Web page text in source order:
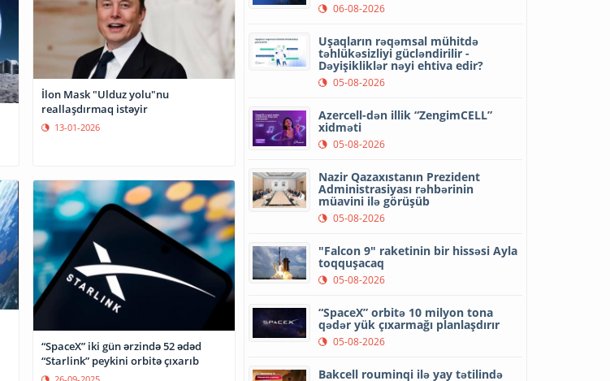
İlon Mask "Ulduz yolu"nu
reallaşdırmaq istəyir
13-01-2026
“SpaceX” iki gün ərzində 52 ədəd
“Starlink” peykini orbitə çıxarıb
06-08-2026
Uşaqların rəqəmsal mühitdə
təhlükəsizliyi gücləndirilir -
Dəyişikliklər nəyi ehtiva edir?
05-08-2026
Azercell-dən illik “ZengimCELL”
xidməti
05-08-2026
Nazir Qazaxıstanın Prezident
Administrasiyası rəhbərinin
müavini ilə görüşüb
05-08-2026
"Falcon 9" raketinin bir hissəsi Ayla
toqquşacaq
05-08-2026
“SpaceX” orbitə 10 milyon tona
qədər yük çıxarmağı planlaşdırır
05-08-2026
Bakcell rouminqi ilə yay tətilində